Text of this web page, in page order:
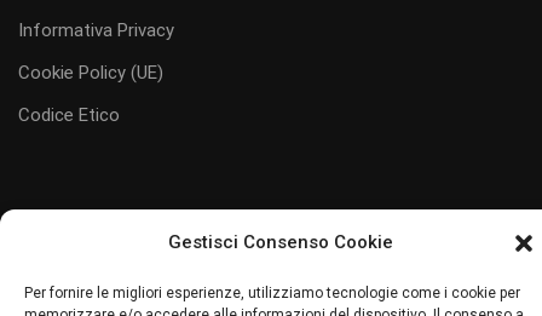
Gestisci Consenso Cookie
Per fornire le migliori esperienze, utilizziamo tecnologie come i cookie per
Informativa Privacy
Cookie Policy (UE)
Codice Etico
Sito web realizzato da Junior Web